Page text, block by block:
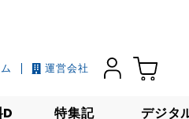
運営会社
特集記
デジタ